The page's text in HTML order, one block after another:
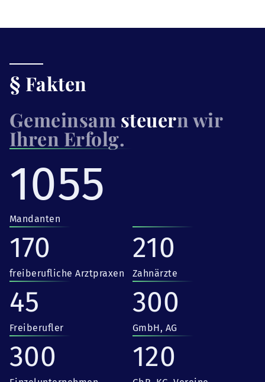
§ Fakten
Gemeinsam steuern wir
Ihren Erfolg.
1055
Mandanten
170
freiberufliche Arztpraxen
210
Zahnärzte
45
Freiberufler
300
GmbH, AG
300 120